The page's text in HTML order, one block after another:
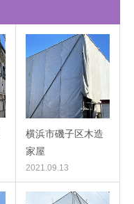
横浜市磯子区木造
家屋
2021.09.13